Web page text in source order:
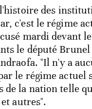
des
c'est le régime
mardi devant
le député Brunel
"Il n'y a
le régime actuel
de la nation telle
autres".